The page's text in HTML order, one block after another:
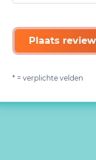
Plaats review
* = verplichte velden